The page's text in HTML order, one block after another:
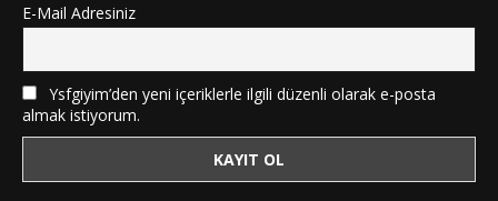
E-Mail Adresiniz
Ysfgiyim’den yeni içeriklerle ilgili düzenli olarak e-posta
almak istiyorum.